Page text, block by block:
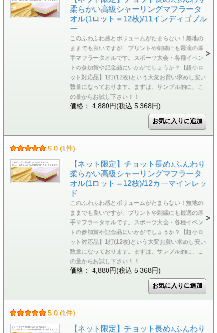
柔らかい高級シャーリングマフラータ
オル(1ロット＝12枚)/11インディゴブル
ー
このふわふわ感とボリュームがたまらない！無地の
ままでも良いですが、プリントや刺繍にも最適の厚
手マフラータオルです。スポーツ大会・各種イベン
トの参加賞や記念品にいかがでしょうか？【超小ロ
ット対応品】1打(12枚)という大変お買い求めし安い
数量になっております。まずは、サンプル的に、こ
の量からお試し下さい！！
価格： 4,880円(税込 5,368円)
5.0 (1件)
【ネット限定】チョット長め♪ふんわり
柔らかい高級シャーリングマフラータ
オル(1ロット＝12枚)/12カーマインレッ
ド
このふわふわ感とボリュームがたまらない！無地の
ままでも良いですが、プリントや刺繍にも最適の厚
手マフラータオルです。スポーツ大会・各種イベン
トの参加賞や記念品にいかがでしょうか？【超小ロ
ット対応品】1打(12枚)という大変お買い求めし安い
数量になっております。まずは、サンプル的に、こ
の量からお試し下さい！！
価格： 4,880円(税込 5,368円)
5.0 (1件)
【ネット限定】チョット長め♪ふんわり